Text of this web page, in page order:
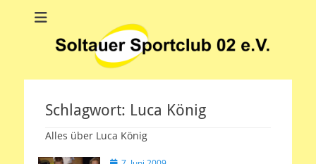
02 e.V.
Soltauer Sportclub 02 e.V.
Schlagwort: Luca König
Alles über Luca König